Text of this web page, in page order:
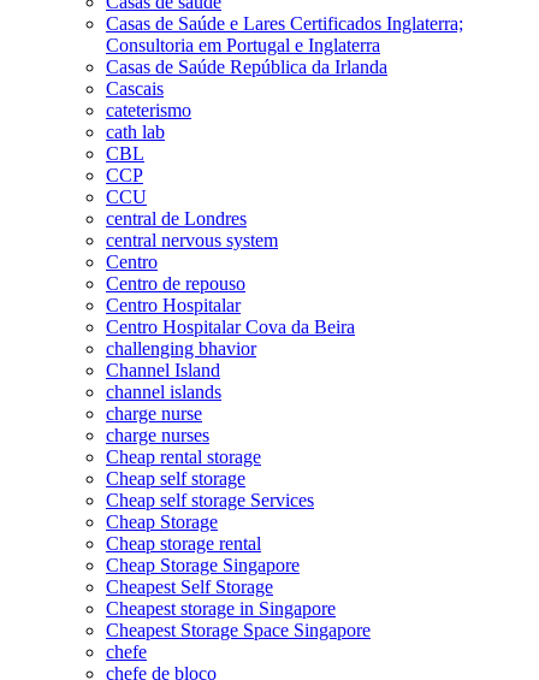
Casas de Saúde e Lares Certificados Inglaterra;
Consultoria em Portugal e Inglaterra
Casas de Saúde República da Irlanda
Cascais
cateterismo
cath lab
CBL
CCP
CCU
central de Londres
central nervous system
Centro
Centro de repouso
Centro Hospitalar
Centro Hospitalar Cova da Beira
challenging bhavior
Channel Island
channel islands
charge nurse
charge nurses
Cheap rental storage
Cheap self storage
Cheap self storage Services
Cheap Storage
Cheap storage rental
Cheap Storage Singapore
Cheapest Self Storage
Cheapest storage in Singapore
Cheapest Storage Space Singapore
chefe
chefe de bloco